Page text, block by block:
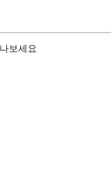
보세요